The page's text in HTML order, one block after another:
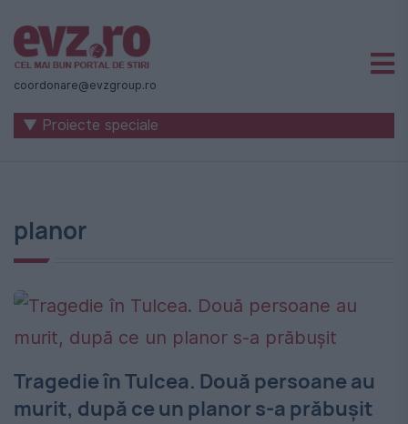
Știri
naționale
internaționale
-
Evenimentul
Zilei
coordonare@evzgroup.ro
▼ Proiecte speciale
planor
Tragedie în Tulcea. Două persoane au
murit, după ce un planor s-a prăbușit